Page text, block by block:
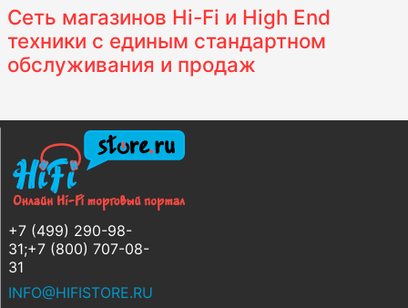
Сеть магазинов Hi-Fi и High End
техники с единым стандартном
обслуживания и продаж
+7 (499) 290-98-
31;+7 (800) 707-08-
31
INFO@HIFISTORE.RU